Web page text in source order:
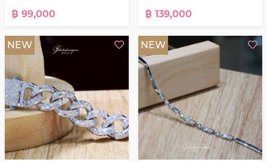
รหัสสินค้า : 30184
กำไลเพชร Eternal Halo 2.20 กะรัต ความ
หรูหราเหนือกาลเวลา | F G VS 3EX AIG
฿ 99,000
รหัสสินค้า : 30949
เลสเสือเพชร Panther Majesty ความหรูหรา
ที่ทรงพลัง
฿ 139,000
NEW NEW